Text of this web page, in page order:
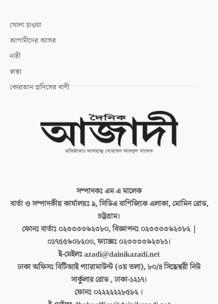
খোলা হাওয়া
আগামীদের আসর
নারী
স্বাস্থ্য
কোরআন হাদিসের বাণী
সম্পাদকঃএম এ মালেক
বার্তা ও সম্পাদকীয় কার্যালয়ঃ৯, সিডিএ বাণিজ্যিক এলাকা, মোমিন রোড,
চট্টগ্রাম।
ফোনঃ বার্তাঃ ০২৩৩৩৩৬২৩৮০, বিজ্ঞাপনঃ ০২৩৩৩৩৬২৩৮২ |
০১৭৫৫৬০৮২০০, ফ্যাক্সঃ ০২৩৩৩৩৬২৩৮১।
ই-মেইলঃazadi@dainikazadi.net
ঢাকা অফিসঃবিটিআই প্যারামাউন্ট (৩য় তলা), ৮০/৪ সিদ্ধেশ্বরী নিউ
সার্কুলার রোড , ঢাকা-১২১৭।
ফোনঃ ০২২২২২২৮৫৮২ ।